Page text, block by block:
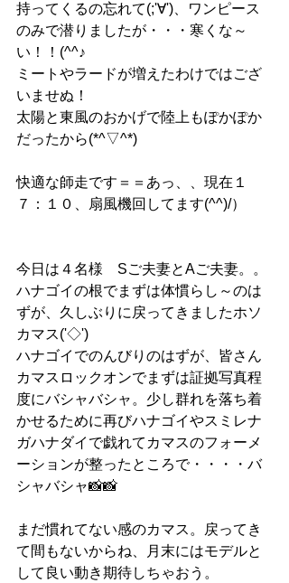
持ってくるの忘れて(;'∀')、ワンピース
のみで潜りましたが・・・寒くな～
い！！(^^♪
ミートやラードが増えたわけではござ
いませぬ！
太陽と東風のおかげで陸上もぽかぽか
だったから(*^▽^*)
快適な師走です＝＝あっ、、現在１
７：１０、扇風機回してます(^^)/）
今日は４名様　Sご夫妻とAご夫妻。。
ハナゴイの根でまずは体慣らし～のは
ずが、久しぶりに戻ってきましたホソ
カマス('◇')ゞ
ハナゴイでのんびりのはずが、皆さん
カマスロックオンでまずは証拠写真程
度にバシャバシャ。少し群れを落ち着
かせるために再びハナゴイやスミレナ
ガハナダイで戯れてカマスのフォーメ
ーションが整ったところで・・・・バ
シャバシャ📸📸
まだ慣れてない感のカマス。戻ってき
て間もないからね、月末にはモデルと
して良い動き期待しちゃおう。